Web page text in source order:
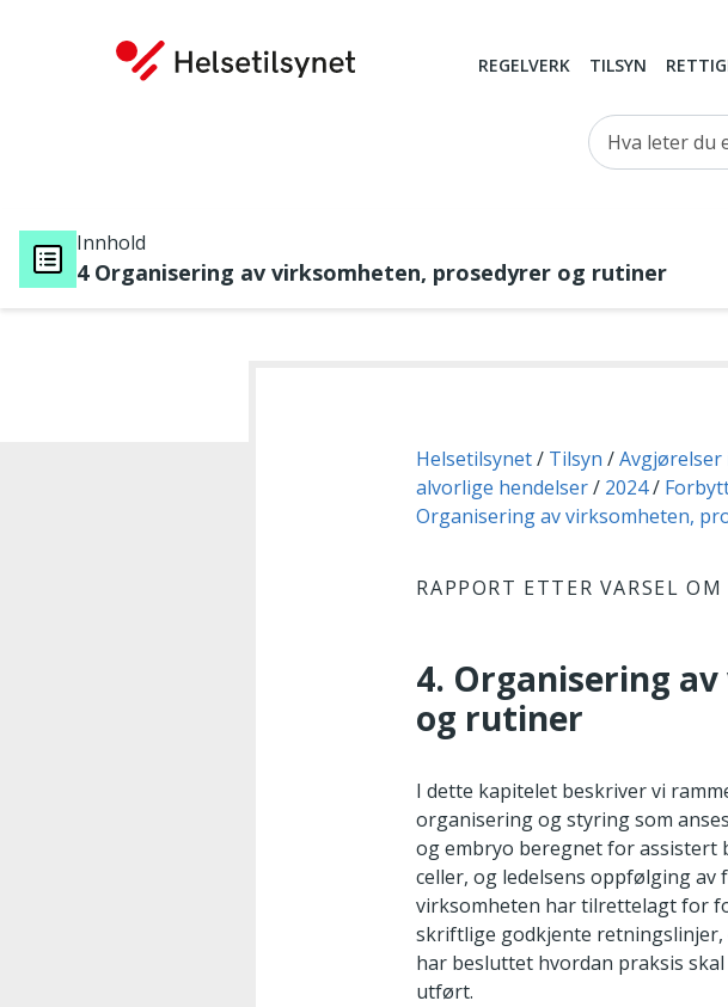
REGELVERK TILSYN
Hva leter du
Innhold
4 Organisering av virksomheten, prosedyrer og rutiner
Du er her:
Helsetilsynet Tilsyn
alvorlige hendelser
2024
Organisering av virksomheten,
RAPPORT ETTER VARSEL
4. Organisering
og rutiner
I dette kapitelet beskriver vi
organisering og styring som
og embryo beregnet for assistert
celler, og ledelsens oppfølging
virksomheten har tilrettelagt for
skriftlige godkjente
har besluttet hvordan praksis
utført.